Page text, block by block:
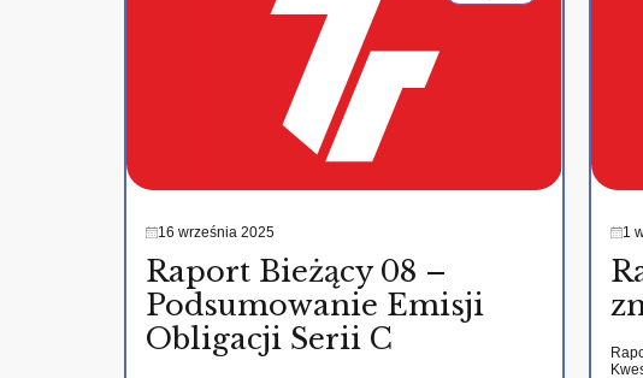
16 września 2025
Raport Bieżący 08 –
Podsumowanie Emisji
Obligacji Serii C
1